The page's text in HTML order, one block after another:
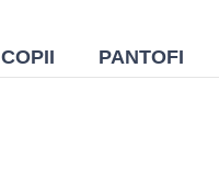
COPII PANTOFI